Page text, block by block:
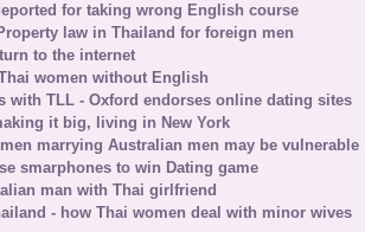
for taking wrong English course
law in Thailand for foreign men
to the internet
women without English
with TLL - Oxford endorses online dating sites
it big, living in New York
marrying Australian men may be vulnerable
smarphones to win Dating game
man with Thai girlfriend
- how Thai women deal with minor wives